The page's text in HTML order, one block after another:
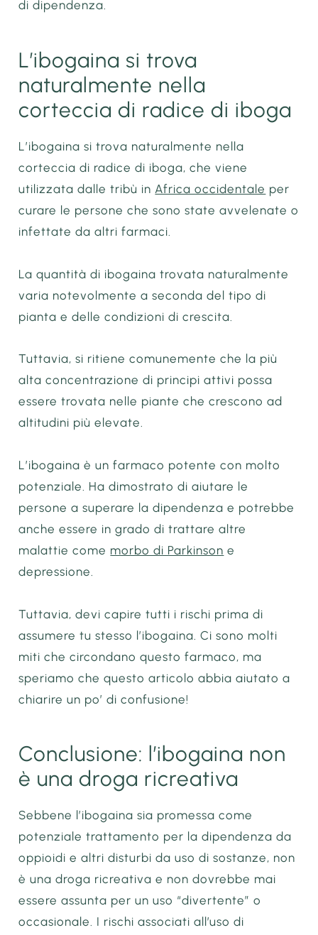
di dipendenza.
L’ibogaina si trova
naturalmente nella
corteccia di radice di iboga
L’ibogaina si trova naturalmente nella
corteccia di radice di iboga, che viene
utilizzata dalle tribù in Africa occidentale per
curare le persone che sono state avvelenate o
infettate da altri farmaci.
La quantità di ibogaina trovata naturalmente
varia notevolmente a seconda del tipo di
pianta e delle condizioni di crescita.
Tuttavia, si ritiene comunemente che la più
alta concentrazione di principi attivi possa
essere trovata nelle piante che crescono ad
altitudini più elevate.
L’ibogaina è un farmaco potente con molto
potenziale. Ha dimostrato di aiutare le
persone a superare la dipendenza e potrebbe
anche essere in grado di trattare altre
malattie come morbo di Parkinson e
depressione.
Tuttavia, devi capire tutti i rischi prima di
assumere tu stesso l’ibogaina. Ci sono molti
miti che circondano questo farmaco, ma
speriamo che questo articolo abbia aiutato a
chiarire un po’ di confusione!
Conclusione: l’ibogaina non
è una droga ricreativa
Sebbene l’ibogaina sia promessa come
potenziale trattamento per la dipendenza da
oppioidi e altri disturbi da uso di sostanze, non
è una droga ricreativa e non dovrebbe mai
essere assunta per un uso “divertente” o
occasionale. I rischi associati all’uso di